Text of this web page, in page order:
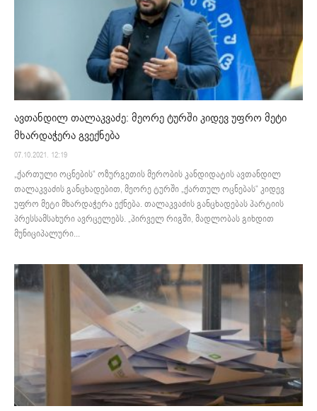
ავთანდილ თალაკვაძე: მეორე ტურში კიდევ უფრო მეტი
მხარდაჭერა გვექნება
07.10.2021. 12:19
„ქართული ოცნების“ ოზურგეთის მერობის კანდიდატის ავთანდილ
თალაკვაძის განცხადებით, მეორე ტურში „ქართულ ოცნებას“ კიდევ
უფრო მეტი მხარდაჭერა ექნება. თალაკვაძის განცხადებას პარტიის
პრესსამსახური ავრცელებს. „პირველ რიგში, მადლობას გიხდით
მუნიციპალური...